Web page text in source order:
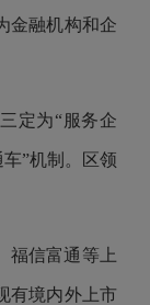
融机构和企
为“服务企
”机制。区领
信富通等上
有境内外上市